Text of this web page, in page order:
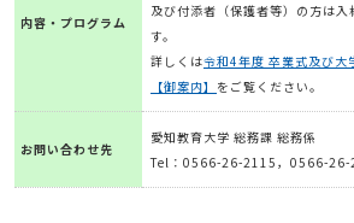
内容・プログラム
及び付添者（保護者等）の方は
す。
詳しくは令和4年度 卒業式及び大
【御案内】 をご覧ください。
お問い合わせ先
愛知教育大学 総務課 総務係
Tel：0566-26-2115，0566-26-